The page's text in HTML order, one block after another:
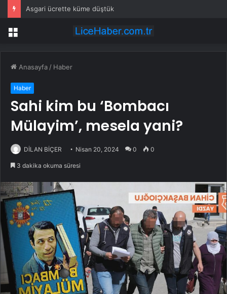
3 çocuğunu öldüren annenin savunması pes dedirtti
Menü
Anasayfa / Haber
Haber
Sahi kim bu ‘Bombacı
Mülayim’, mesela yani?
DİLAN BİÇER Nisan 20, 2024 0 0
3 dakika okuma süresi